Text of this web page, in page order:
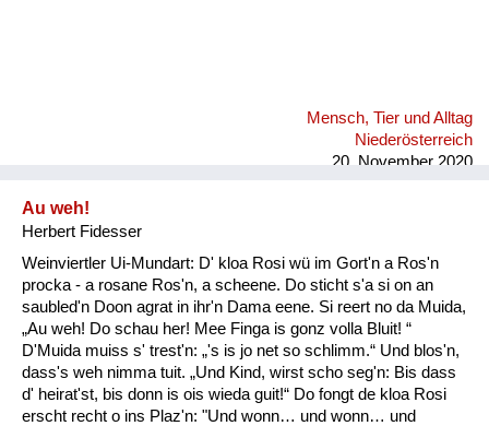
Mensch, Tier und Alltag
Niederösterreich
20. November 2020
Au weh!
Herbert Fidesser
Weinviertler Ui-Mundart: D' kloa Rosi wü im Gort'n a Ros'n
procka - a rosane Ros'n, a scheene. Do sticht s'a si on an
saubled'n Doon agrat in ihr'n Dama eene. Si reert no da Muida,
„Au weh! Do schau her! Mee Finga is gonz volla Bluit! “
D'Muida muiss s' trest'n: „'s is jo net so schlimm.“ Und blos'n,
dass's weh nimma tuit. „Und Kind, wirst scho seg'n: Bis dass
d' heirat'st, bis donn is ois wieda guit!“ Do fongt de kloa Rosi
erscht recht o ins Plaz'n: "Und wonn… und wonn… und